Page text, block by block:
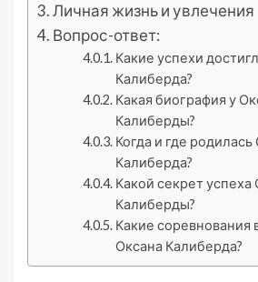
Личная жизнь и увлечения
Вопрос-ответ:
Какие успехи
Калиберда?
Какая биография у
Калиберды?
Когда и где родилась
Калиберда?
Какой секрет успеха
Калиберды?
Какие соревнования
Оксана Калиберда?